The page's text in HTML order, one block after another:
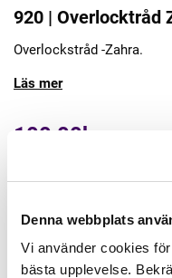
Denna webbplats
Vi använder cookies
bästa upplevelse.
920 | Overlocktråd
Overlockstråd -Zahra.
Läs mer
100,00kr
Lägg till
Finns i lager
Minsta beställning: 1 st